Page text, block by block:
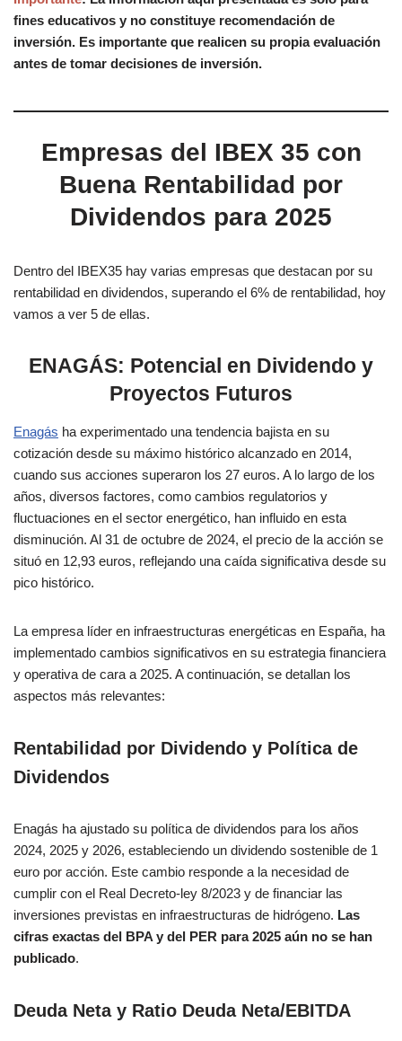
fines educativos y no constituye recomendación de
inversión. Es importante que realicen su propia evaluación
antes de tomar decisiones de inversión.
Empresas del IBEX 35 con
Buena Rentabilidad por
Dividendos para 2025
Dentro del IBEX35 hay varias empresas que destacan por su
rentabilidad en dividendos, superando el 6% de rentabilidad, hoy
vamos a ver 5 de ellas.
ENAGÁS: Potencial en Dividendo y
Proyectos Futuros
Enagás ha experimentado una tendencia bajista en su
cotización desde su máximo histórico alcanzado en 2014,
cuando sus acciones superaron los 27 euros. A lo largo de los
años, diversos factores, como cambios regulatorios y
fluctuaciones en el sector energético, han influido en esta
disminución. Al 31 de octubre de 2024, el precio de la acción se
situó en 12,93 euros, reflejando una caída significativa desde su
pico histórico.
La empresa líder en infraestructuras energéticas en España, ha
implementado cambios significativos en su estrategia financiera
y operativa de cara a 2025. A continuación, se detallan los
aspectos más relevantes:
Rentabilidad por Dividendo y Política de
Dividendos
Enagás ha ajustado su política de dividendos para los años
2024, 2025 y 2026, estableciendo un dividendo sostenible de 1
euro por acción. Este cambio responde a la necesidad de
cumplir con el Real Decreto-ley 8/2023 y de financiar las
inversiones previstas en infraestructuras de hidrógeno. Las
cifras exactas del BPA y del PER para 2025 aún no se han
publicado.
Deuda Neta y Ratio Deuda Neta/EBITDA